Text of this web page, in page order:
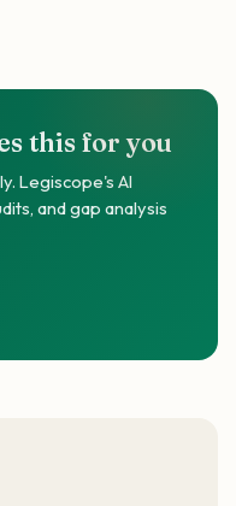
this for you
Legiscope's AI
and gap analysis